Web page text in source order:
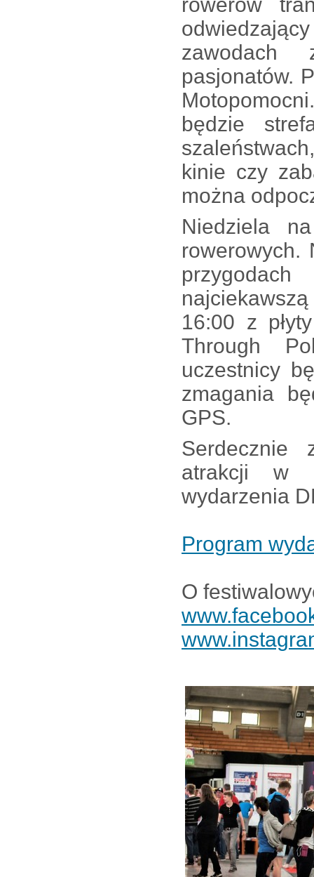
zawodach
pasjonatów.
będzie
kinie czy
można
Niedziela
rowerowych.
16:00 z
Through
uczestnicy
zmagania
GPS.
Serdecznie
atrakcji w
wydarzenia
Program
O